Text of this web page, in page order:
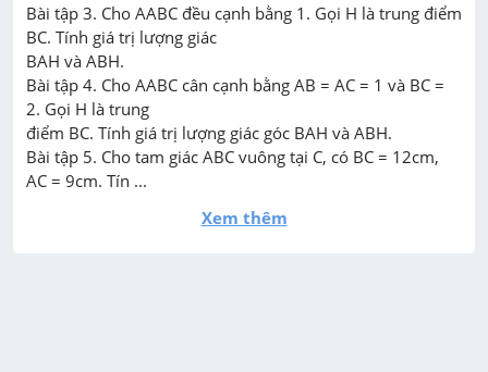
Bài tập 3. Cho AABC đều cạnh bằng 1. Gọi H là trung điểm
BC. Tính giá trị lượng giác
BAH và ABH.
Bài tập 4. Cho AABC cân cạnh bằng AB = AC = 1 và BC =
2. Gọi H là trung
điểm BC. Tính giá trị lượng giác góc BAH và ABH.
Bài tập 5. Cho tam giác ABC vuông tại C, có BC = 12cm,
AC = 9cm. Tín ...
Xem thêm